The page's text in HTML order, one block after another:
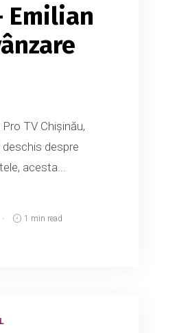
Emilian
TV Chișinău,
despre
acesta...
1 min read